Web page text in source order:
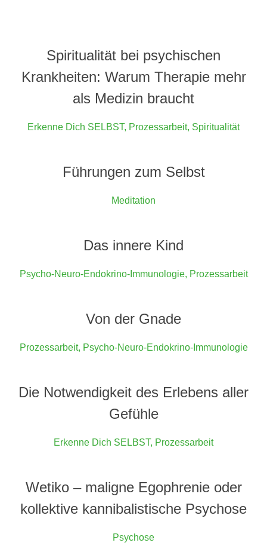
Spiritualität bei psychischen
Krankheiten: Warum Therapie mehr
als Medizin braucht
Erkenne Dich SELBST, Prozessarbeit, Spiritualität
Führungen zum Selbst
Meditation
Das innere Kind
Psycho-Neuro-Endokrino-Immunologie, Prozessarbeit
Von der Gnade
Prozessarbeit, Psycho-Neuro-Endokrino-Immunologie
Die Notwendigkeit des Erlebens aller
Gefühle
Erkenne Dich SELBST, Prozessarbeit
Wetiko – maligne Egophrenie oder
kollektive kannibalistische Psychose
Psychose